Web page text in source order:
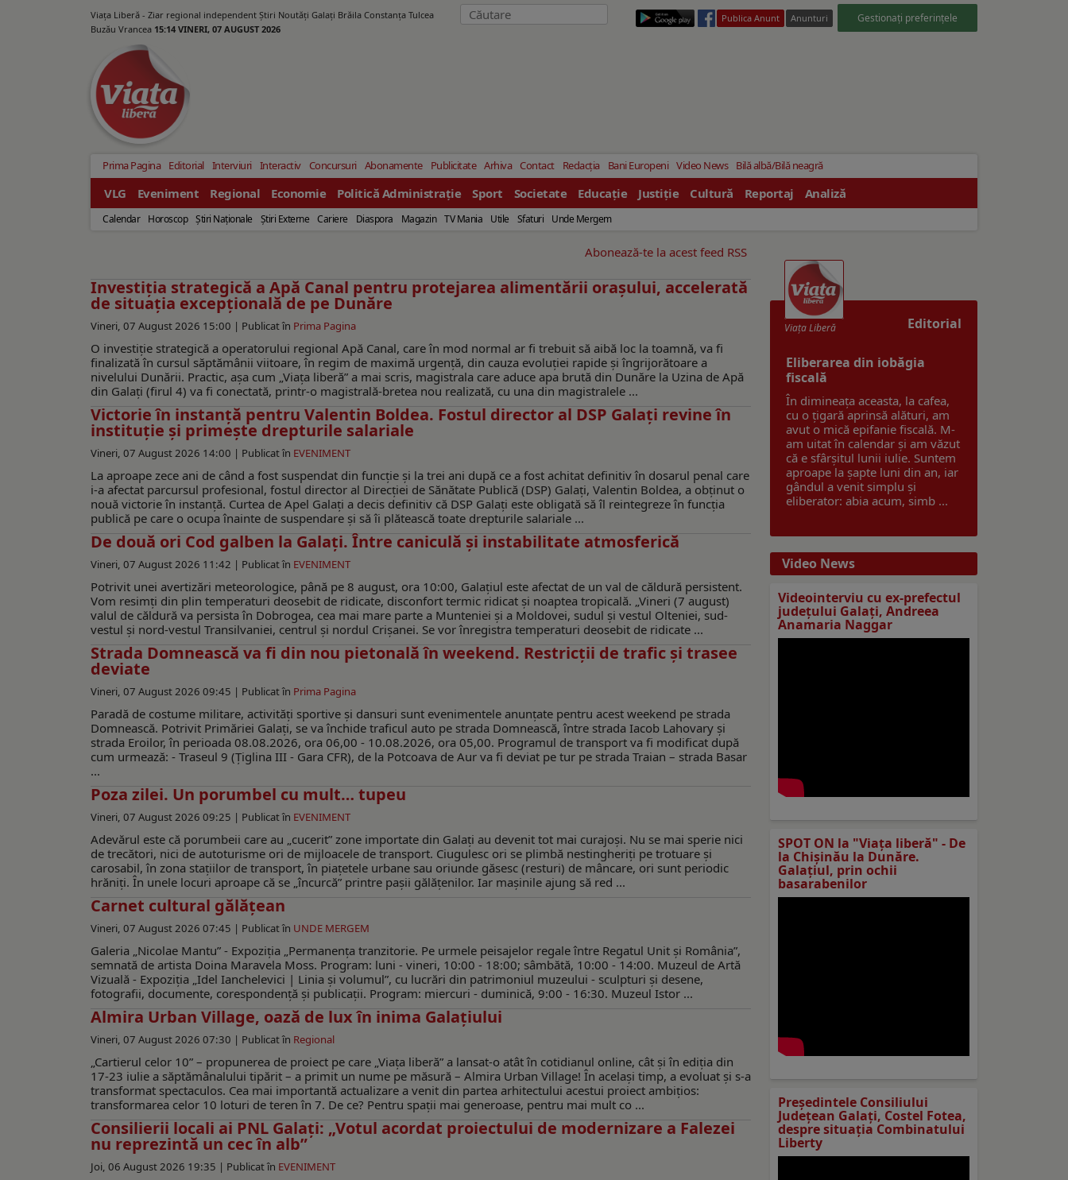
Viața Liberă - Ziar regional independent Știri Noutăți Galaţi Brăila Constanţa Tulcea
Buzău Vrancea 15:14 VINERI, 07 AUGUST 2026
Publica Anunt Anunturi Gestionați preferințele
Prima Pagina Editorial Interviuri Interactiv Concursuri Abonamente Publicitate Arhiva Contact Redacția Bani Europeni Video News Bilă albă/Bilă neagră
VLG Eveniment Regional Economie Politică Administrație Sport Societate Educație Justiție Cultură Reportaj Analiză
Calendar Horoscop Ştiri Naţionale Ştiri Externe Cariere Diaspora Magazin TV Mania Utile Sfaturi Unde Mergem
Abonează-te la acest feed RSS
Investiția strategică a Apă Canal pentru protejarea alimentării orașului, accelerată
de situația excepțională de pe Dunăre
Vineri, 07 August 2026 15:00 | Publicat în Prima Pagina
O investiție strategică a operatorului regional Apă Canal, care în mod normal ar fi trebuit să aibă loc la toamnă, va fi
finalizată în cursul săptămânii viitoare, în regim de maximă urgență, din cauza evoluției rapide și îngrijorătoare a
nivelului Dunării. Practic, așa cum „Viața liberă” a mai scris, magistrala care aduce apa brută din Dunăre la Uzina de Apă
din Galați (firul 4) va fi conectată, printr-o magistrală-bretea nou realizată, cu una din magistralele ...
Victorie în instanță pentru Valentin Boldea. Fostul director al DSP Galați revine în
instituție și primește drepturile salariale
Vineri, 07 August 2026 14:00 | Publicat în EVENIMENT
La aproape zece ani de când a fost suspendat din funcție și la trei ani după ce a fost achitat definitiv în dosarul penal care
i-a afectat parcursul profesional, fostul director al Direcției de Sănătate Publică (DSP) Galați, Valentin Boldea, a obținut o
nouă victorie în instanță. Curtea de Apel Galați a decis definitiv că DSP Galați este obligată să îl reintegreze în funcția
publică pe care o ocupa înainte de suspendare și să îi plătească toate drepturile salariale ...
De două ori Cod galben la Galaţi. Între caniculă şi instabilitate atmosferică
Vineri, 07 August 2026 11:42 | Publicat în EVENIMENT
Potrivit unei avertizări meteorologice, până pe 8 august, ora 10:00, Galaţiul este afectat de un val de căldură persistent.
Vom resimţi din plin temperaturi deosebit de ridicate, disconfort termic ridicat şi noaptea tropicală. „Vineri (7 august)
valul de căldură va persista în Dobrogea, cea mai mare parte a Munteniei și a Moldovei, sudul și vestul Olteniei, sud-
vestul și nord-vestul Transilvaniei, centrul și nordul Crișanei. Se vor înregistra temperaturi deosebit de ridicate ...
Strada Domnească va fi din nou pietonală în weekend. Restricţii de trafic şi trasee
deviate
Vineri, 07 August 2026 09:45 | Publicat în Prima Pagina
Paradă de costume militare, activități sportive și dansuri sunt evenimentele anunţate pentru acest weekend pe strada
Domnească. Potrivit Primăriei Galaţi, se va închide traficul auto pe strada Domnească, între strada Iacob Lahovary și
strada Eroilor, în perioada 08.08.2026, ora 06,00 - 10.08.2026, ora 05,00. Programul de transport va fi modificat după
cum urmează: - Traseul 9 (Țiglina III - Gara CFR), de la Potcoava de Aur va fi deviat pe tur pe strada Traian – strada Basar
...
Poza zilei. Un porumbel cu mult… tupeu
Vineri, 07 August 2026 09:25 | Publicat în EVENIMENT
Adevărul este că porumbeii care au „cucerit” zone importate din Galaţi au devenit tot mai curajoşi. Nu se mai sperie nici
de trecători, nici de autoturisme ori de mijloacele de transport. Ciugulesc ori se plimbă nestingheriţi pe trotuare şi
carosabil, în zona staţiilor de transport, în piaţetele urbane sau oriunde găsesc (resturi) de mâncare, ori sunt periodic
hrăniţi. În unele locuri aproape că se „încurcă” printre paşii gălăţenilor. Iar maşinile ajung să red ...
Carnet cultural gălăţean
Vineri, 07 August 2026 07:45 | Publicat în UNDE MERGEM
Galeria „Nicolae Mantu” - Expoziţia „Permanența tranzitorie. Pe urmele peisajelor regale între Regatul Unit și România”,
semnată de artista Doina Maravela Moss. Program: luni - vineri, 10:00 - 18:00; sâmbătă, 10:00 - 14:00. Muzeul de Artă
Vizuală - Expoziția „Idel Ianchelevici | Linia și volumul”, cu lucrări din patrimoniul muzeului - sculpturi și desene,
fotografii, documente, corespondență și publicații. Program: miercuri - duminică, 9:00 - 16:30. Muzeul Istor ...
Almira Urban Village, oază de lux în inima Galațiului
Vineri, 07 August 2026 07:30 | Publicat în Regional
„Cartierul celor 10” – propunerea de proiect pe care „Viața liberă” a lansat-o atât în cotidianul online, cât și în ediția din
17-23 iulie a săptămânalului tipărit – a primit un nume pe măsură – Almira Urban Village! În acelaşi timp, a evoluat și s-a
transformat spectaculos. Cea mai importantă actualizare a venit din partea arhitectului acestui proiect ambițios:
transformarea celor 10 loturi de teren în 7. De ce? Pentru spații mai generoase, pentru mai mult co ...
Consilierii locali ai PNL Galaţi: „Votul acordat proiectului de modernizare a Falezei
nu reprezintă un cec în alb”
Joi, 06 August 2026 19:35 | Publicat în EVENIMENT
Editorial
Viaţa Liberă
Eliberarea din iobăgia
fiscală
În dimineața aceasta, la cafea,
cu o țigară aprinsă alături, am
avut o mică epifanie fiscală. M-
am uitat în calendar și am văzut
că e sfârșitul lunii iulie. Suntem
aproape la șapte luni din an, iar
gândul a venit simplu și
eliberator: abia acum, simb ...
Video News
Videointerviu cu ex-prefectul
judeţului Galaţi, Andreea
Anamaria Naggar
SPOT ON la "Viaţa liberă" - De
la Chișinău la Dunăre.
Galațiul, prin ochii
basarabenilor
Preşedintele Consiliului
Judeţean Galaţi, Costel Fotea,
despre situaţia Combinatului
Liberty